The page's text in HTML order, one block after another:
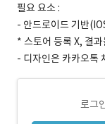
필요 요소 :
- 안드로이드 기반
* 스토어 등록 X, 결
- 디자인은 카카오톡
로그